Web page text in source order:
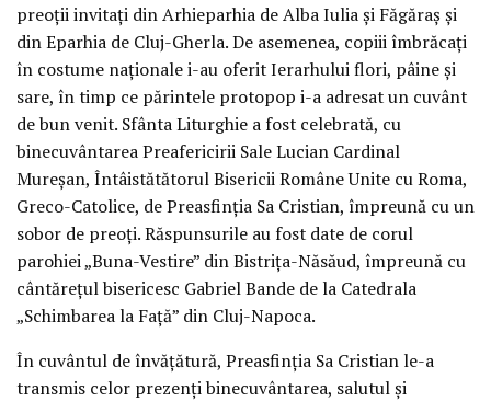
preoții invitați din Arhieparhia de Alba Iulia și Făgăraș și
din Eparhia de Cluj-Gherla. De asemenea, copiii îmbrăcați
în costume naționale i-au oferit Ierarhului flori, pâine și
sare, în timp ce părintele protopop i-a adresat un cuvânt
de bun venit. Sfânta Liturghie a fost celebrată, cu
binecuvântarea Preafericirii Sale Lucian Cardinal
Mureșan, Întâistătătorul Bisericii Române Unite cu Roma,
Greco-Catolice, de Preasfinția Sa Cristian, împreună cu un
sobor de preoți. Răspunsurile au fost date de corul
parohiei „Buna-Vestire” din Bistrița-Năsăud, împreună cu
cântărețul bisericesc Gabriel Bande de la Catedrala
„Schimbarea la Față” din Cluj-Napoca.
În cuvântul de învățătură, Preasfinția Sa Cristian le-a
transmis celor prezenți binecuvântarea, salutul și